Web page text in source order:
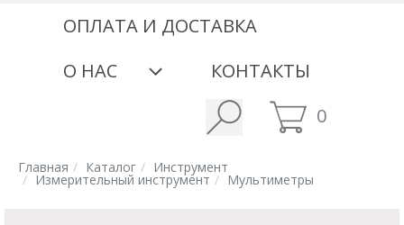
ОПЛАТА И ДОСТАВКА
О НАС
КОНТАКТЫ
0
Главная Каталог Инструмент
Измерительный инструмент Мультиметры